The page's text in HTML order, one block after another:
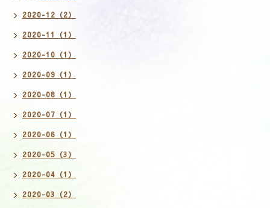
2020-12（2）
2020-11（1）
2020-10（1）
2020-09（1）
2020-08（1）
2020-07（1）
2020-06（1）
2020-05（3）
2020-04（1）
2020-03（2）